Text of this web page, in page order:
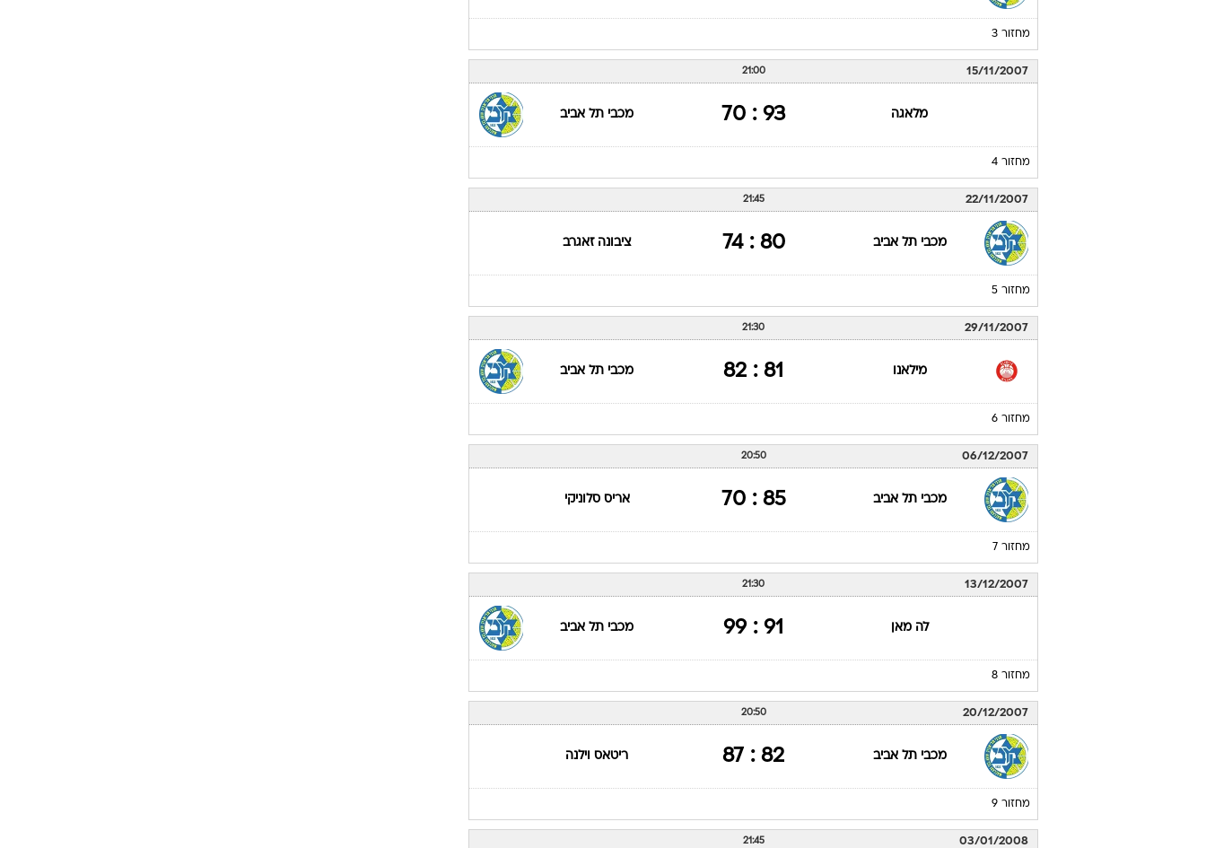
מחזור 3
15/11/2007
21:00
מלאגה 93 : 70 מכבי תל אביב
מחזור 4
22/11/2007
21:45
מכבי תל אביב 80 : 74 ציבונה זאגרב
מחזור 5
29/11/2007
21:30
מילאנו 81 : 82 מכבי תל אביב
מחזור 6
06/12/2007
20:50
מכבי תל אביב 85 : 70 אריס סלוניקי
מחזור 7
13/12/2007
21:30
לה מאן 91 : 99 מכבי תל אביב
מחזור 8
20/12/2007
20:50
מכבי תל אביב 82 : 87 ריטאס וילנה
מחזור 9
03/01/2008
21:45